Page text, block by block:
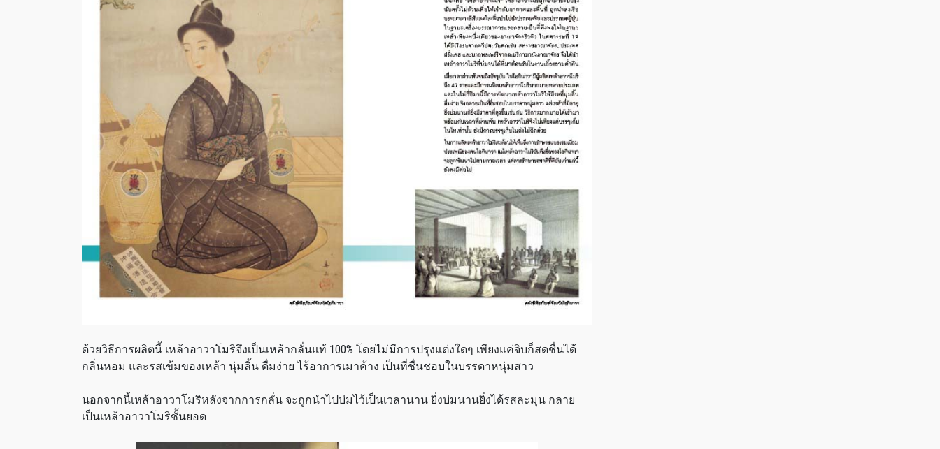
ด้วยวิธีการผลิตนี้ เหล้าอาวาโมริจึงเป็นเหล้ากลั่นแท้ 100% โดยไม่มีการปรุงแต่งใดๆ เพียงแค่จิบก็สดชื่นได้
กลิ่นหอม และรสเข้มของเหล้า นุ่มลิ้น ดื่มง่าย ไร้อาการเมาค้าง เป็นที่ชื่นชอบในบรรดาหนุ่มสาว
นอกจากนี้เหล้าอาวาโมริหลังจากการกลั่น จะถูกนำไปบ่มไว้เป็นเวลานาน ยิ่งบ่มนานยิ่งได้รสละมุน กลาย
เป็นเหล้าอาวาโมริชั้นยอด